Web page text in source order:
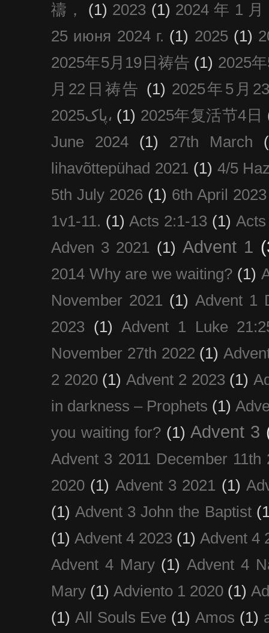
禱，
(1) 2023 (1) 2024 年 1
25 июня 2024 г. (1) 2025 (1)
2025年5月19日祷告 (1) 2025
月22日祷告 (1) 2025年5月
پاک2025، (1) 2025年复活节4日
June 2024
(1) 27th March
lihavõttepühad 2021 (1) 4/5
5th July 2026 (1) 6th April 2023
1v1-11. (1) Acts 2:1-13 (1)
Adven 3 2021
(1) Advent 1
2014 Why are we waiting? (1)
November 2021
(1) Advent 1
2023 (1)
Advent 1 Luke
November 27th 2022 (1)
2 2020 (1) Advent 2 2023 (1)
in darkness – Prophets (1)
you waiting for? (1) Advent 3
Advent 3 2011 December 11th
2020 (1) Advent 3 2021 (1)
(1) Advent 3 John the Baptist
(1) Advent 4 2023 (1) Advent 4
Advent 4 Mary (1) Advent 4
Mary (1) Adviento 1 2020 (1)
(1) All Souls Eve (1) Amos (1)